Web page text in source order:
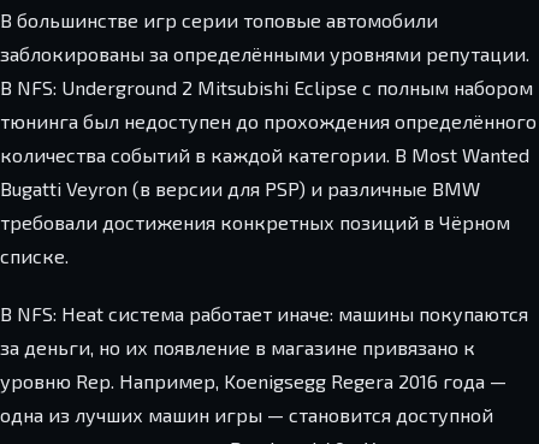
В большинстве игр серии топовые автомобили
заблокированы за определёнными уровнями репутации.
В NFS: Underground 2 Mitsubishi Eclipse с полным набором
тюнинга был недоступен до прохождения определённого
количества событий в каждой категории. В Most Wanted
Bugatti Veyron (в версии для PSP) и различные BMW
требовали достижения конкретных позиций в Чёрном
списке.
В NFS: Heat система работает иначе: машины покупаются
за деньги, но их появление в магазине привязано к
уровню Rep. Например, Koenigsegg Regera 2016 года —
одна из лучших машин игры — становится доступной